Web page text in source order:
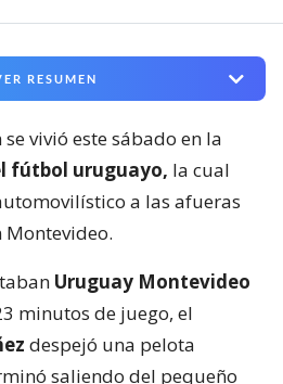
RESUMEN
vivió este sábado en la
fútbol uruguayo, la cual
a las afueras
Montevideo.
Uruguay Montevideo
minutos de juego, el
despejó una pelota
saliendo del pequeño